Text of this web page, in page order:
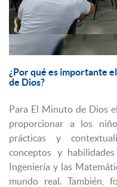
¿Por qué es importante
de Dios?
Para El Minuto de Dios
proporcionar a los
prácticas y
conceptos y
Ingeniería y las
mundo real. También,